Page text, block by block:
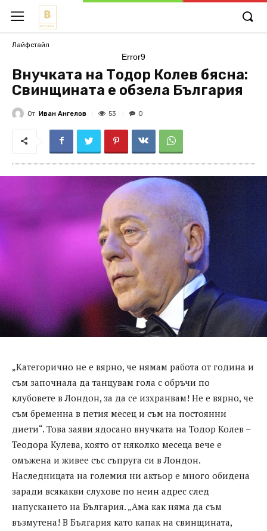
Лайфстайл
Error9
Внучката на Тодор Колев бясна:
Свинщината е обзела България
От Иван Ангелов 53 0
„Категорично не е вярно, че нямам работа от година и
съм започнала да танцувам гола с обръчи по
клубовете в Лондон, за да се изхранвам! Не е вярно, че
съм бременна в петия месец и съм на постоянни
диети“. Това заяви ядосано внучката на Тодор Колев –
Теодора Кулева, която от няколко месеца вече е
омъжена и живее със съпруга си в Лондон.
Наследницата на големия ни актьор е много обидена
заради всякакви слухове по неин адрес след
напускането на България. „Ама как няма да съм
възмутена! В България като капак на свинщината,